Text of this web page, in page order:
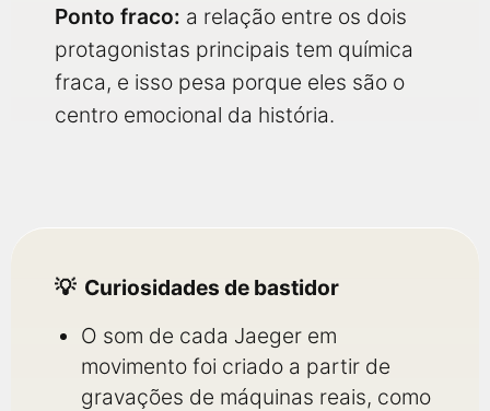
Ponto fraco: a relação entre os dois
protagonistas principais tem química
fraca, e isso pesa porque eles são o
centro emocional da história.
Curiosidades de bastidor
O som de cada Jaeger em
movimento foi criado a partir de
gravações de máquinas reais, como